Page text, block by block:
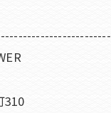
310